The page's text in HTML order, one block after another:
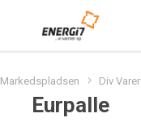
Markedspladsen Div Varer
Eurpalle